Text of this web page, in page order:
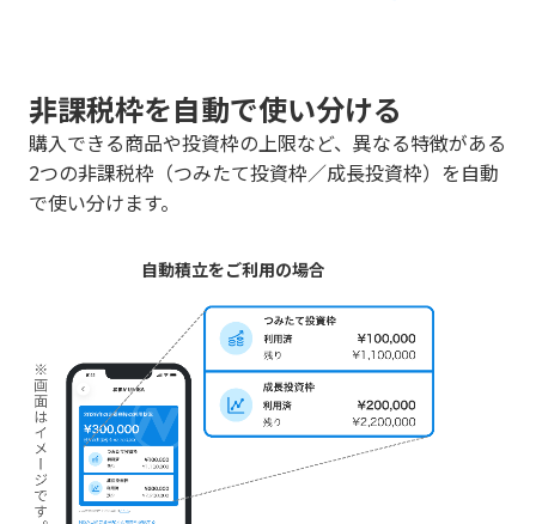
非課税枠を自動で使い分ける
購入できる商品や投資枠の上限など、異なる特徴がある
2つの非課税枠（つみたて投資枠／成長投資枠）を自動
で使い分けます。
自動積立をご利用の場合